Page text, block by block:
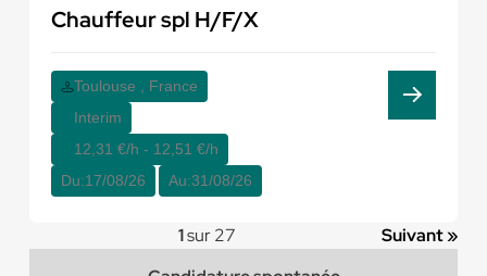
Chauffeur spl H/F/X
Toulouse , France
Interim
12,31 €/h - 12,51 €/h
Du:17/08/26 Au:31/08/26
1sur 27
Suivant »